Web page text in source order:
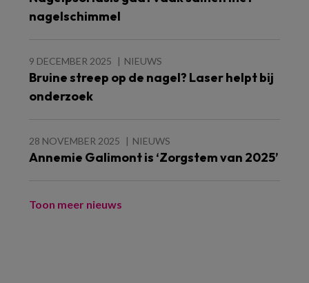
nagelschimmel
9 DECEMBER 2025 NIEUWS
Bruine streep op de nagel? Laser helpt bij
onderzoek
28 NOVEMBER 2025 NIEUWS
Annemie Galimont is ‘Zorgstem van 2025’
Toon meer nieuws